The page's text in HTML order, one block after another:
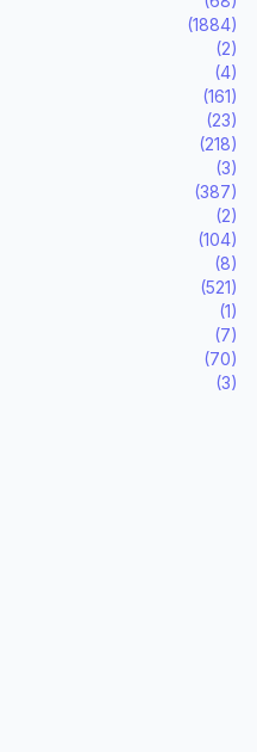
(1884)
(2)
(4)
(161)
(23)
(218)
(3)
(387)
(2)
(104)
(8)
(521)
(1)
(7)
(70)
(3)